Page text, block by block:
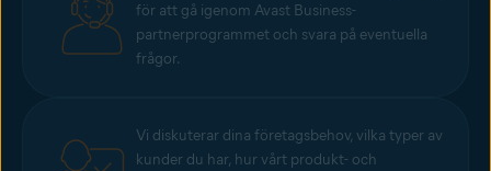
för att gå igenom Avast Business-
partnerprogrammet och svara på eventuella
frågor.
Vi diskuterar dina företagsbehov, vilka typer av
kunder du har, hur vårt produkt- och